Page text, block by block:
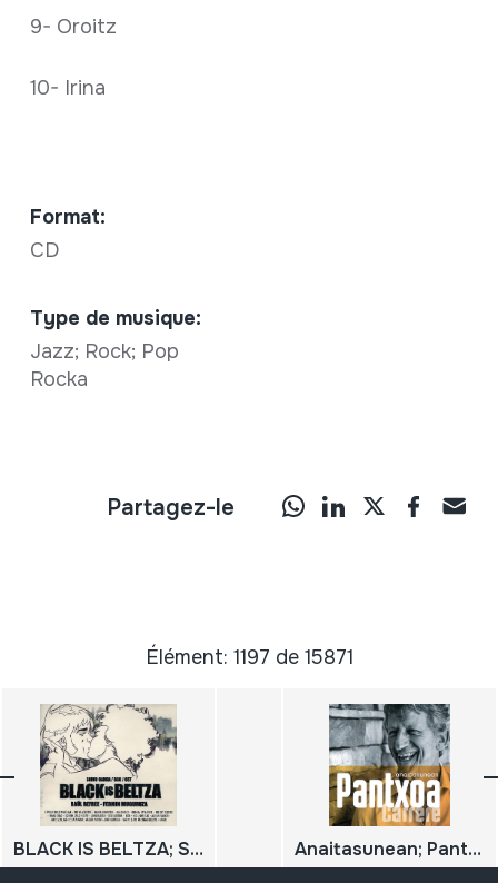
9- Oroitz
10- Irina
Format:
CD
Type de musique:
Jazz; Rock; Pop
Rocka
Partagez-le
Élément: 1197 de 15871
BLACK IS BELTZA; SOINU-BAND / BSO / OST; RAÜL REFREE; FERMIN MUGURUZA Anaitasunean; Pantxoa Carrere